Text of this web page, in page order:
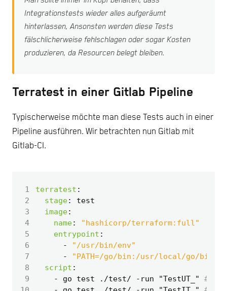
Integrationstests wieder alles aufgeräumt
hinterlassen, Ansonsten werden diese Tests
fälschlicherweise fehlschlagen oder sogar Kosten
produzieren, da Resourcen belegt bleiben.
Terratest in einer Gitlab Pipeline
Typischerweise möchte man diese Tests auch in einer
Pipeline ausführen. Wir betrachten nun Gitlab mit
Gitlab-CI.
1 terratest :
2
stage:
test
3
image:
4
name:
"hashicorp/terraform:full"
5
entrypoint :
6
-
"/usr/bin/env"
7
-
"PATH=/go/bin:/usr/local/go/
8
script :
9
- go test ./test/ -run "TestUT_"
#